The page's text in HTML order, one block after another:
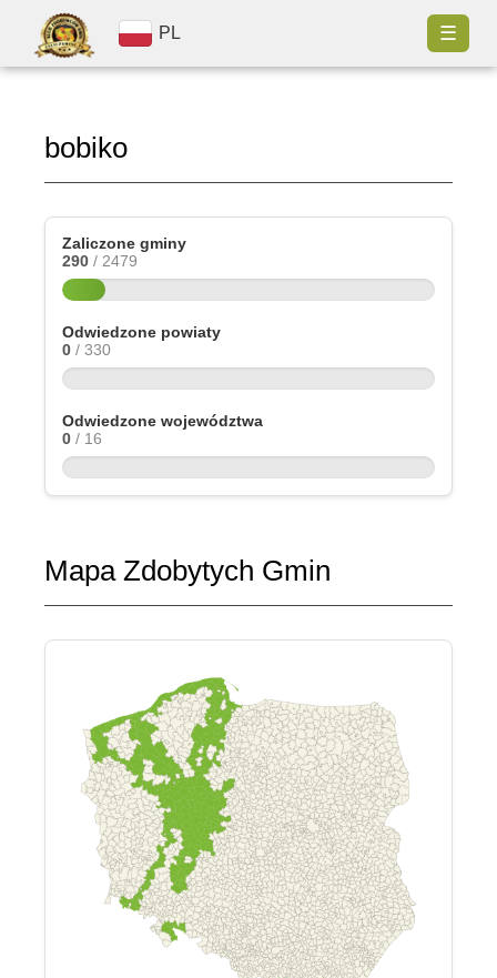
PL ☰
bobiko
Zaliczone gminy
290 / 2479
Odwiedzone powiaty
0 / 330
Odwiedzone województwa
0 / 16
Mapa Zdobytych Gmin